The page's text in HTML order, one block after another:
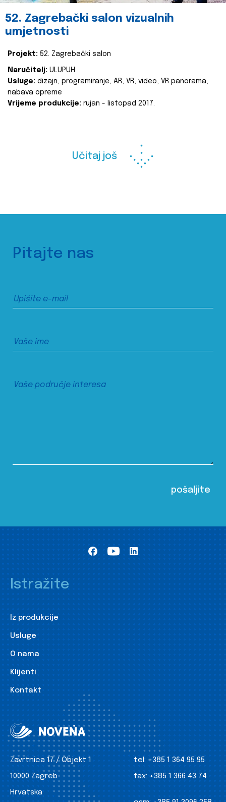
52. Zagrebački salon vizualnih
umjetnosti
Projekt: 52. Zagrebački salon
Naručitelj: ULUPUH
Usluge: dizajn, programiranje, AR, VR, video, VR panorama,
nabava opreme
Vrijeme produkcije: rujan - listopad 2017.
Učitaj još
Pitajte nas
Istražite
Iz produkcije
Usluge
O nama
Klijenti
Kontakt
Zavrtnica 17 / Objekt 1
10000 Zagreb
Hrvatska
tel: +385 1 364 95 95
fax: +385 1 366 43 74